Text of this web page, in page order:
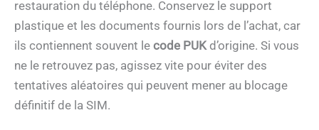
restauration du téléphone. Conservez le support
plastique et les documents fournis lors de l’achat, car
ils contiennent souvent le code PUKd’origine. Si vous
ne le retrouvez pas, agissez vite pour éviter des
tentatives aléatoires qui peuvent mener au blocage
définitif de la SIM.